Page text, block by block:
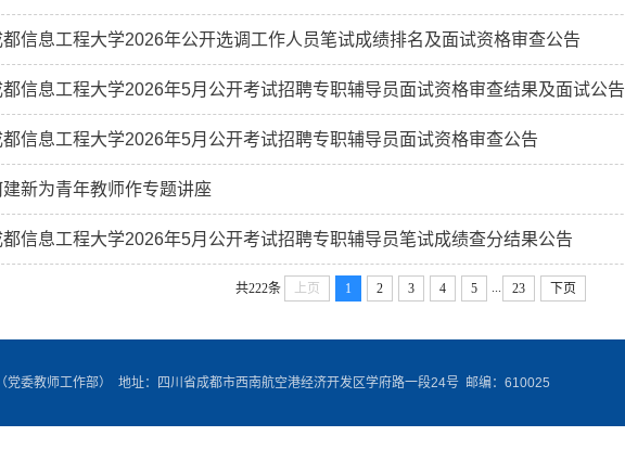
都信息工程大学2026年公开选调工作人员笔试成绩排名及面试资格审查公告
都信息工程大学2026年5月公开考试招聘专职辅导员面试资格审查结果及面试公告
都信息工程大学2026年5月公开考试招聘专职辅导员面试资格审查公告
建新为青年教师作专题讲座
都信息工程大学2026年5月公开考试招聘专职辅导员笔试成绩查分结果公告
共222条 上页 1 2 3 4 5 23 下页
党委教师工作部） 地址：四川省成都市西南航空港经济开发区学府路一段24号 邮编：610025